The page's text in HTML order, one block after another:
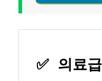
✅ 의료